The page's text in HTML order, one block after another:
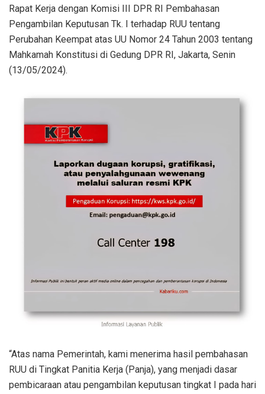
Rapat Kerja dengan Komisi III DPR RI Pembahasan
Pengambilan Keputusan Tk. I terhadap RUU tentang
Perubahan Keempat atas UU Nomor 24 Tahun 2003 tentang
Mahkamah Konstitusi di Gedung DPR RI, Jakarta, Senin
(13/05/2024).
“Atas nama Pemerintah, kami menerima hasil pembahasan
RUU di Tingkat Panitia Kerja (Panja), yang menjadi dasar
pembicaraan atau pengambilan keputusan tingkat I pada hari